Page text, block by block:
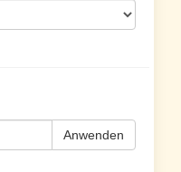
Anwenden